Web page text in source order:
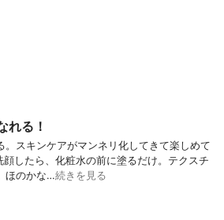
れる！
。スキンケアがマンネリ化してきて楽しめて
顔したら、化粧水の前に塗るだけ。テクスチ
ほのかな…続きを見る